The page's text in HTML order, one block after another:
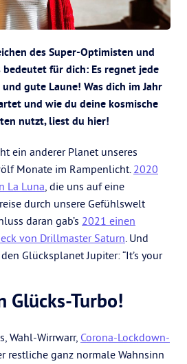
des Super-Optimisten und
bedeutet für dich: Es regnet jede
gute Laune! Was dich im Jahr
und wie du deine kosmische
nutzt, liest du hier!
ein anderer Planet unseres
Monate im Rampenlicht. 2020
La Luna, die uns auf eine
durch unsere Gefühlswelt
daran gab’s 2021 einen
von Drillmaster Saturn. Und
Glücksplanet Jupiter: “It’s your
Glücks-Turbo!
Wahl-Wirrwarr, Corona-Lockdown-
restliche ganz normale Wahnsinn